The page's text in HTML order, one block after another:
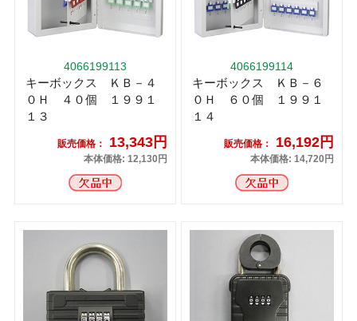
4066199113
キーボックス ＫＢ－４
０Ｈ ４０個 １９９１
１３
販売価格： 13,343円
本体価格: 12,130円
4066199114
キーボックス ＫＢ－６
０Ｈ ６０個 １９９１
１４
販売価格： 16,192円
本体価格: 14,720円